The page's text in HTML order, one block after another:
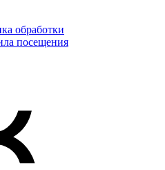
обработки
посещения